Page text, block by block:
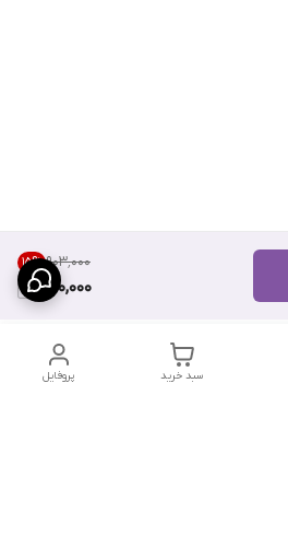
۹۰۳٬۰۰۰ 15%
760,000
پروفایل سبد خرید